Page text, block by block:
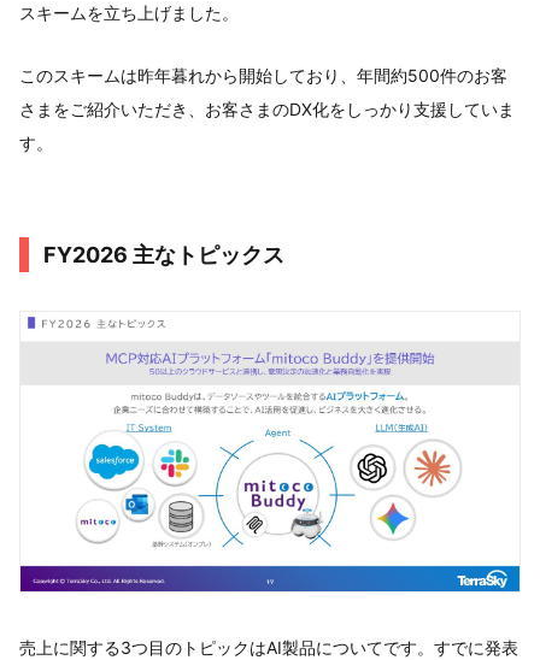
スキームを立ち上げました。
このスキームは昨年暮れから開始しており、年間約500件のお客
さまをご紹介いただき、お客さまのDX化をしっかり支援していま
す。
FY2026 主なトピックス
売上に関する3つ目のトピックはAI製品についてです。すでに発表